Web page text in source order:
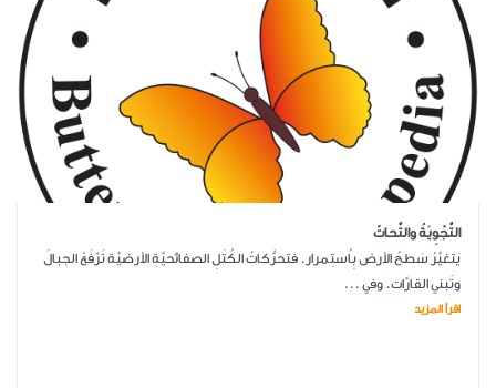
التَّجْوِيَةُ والتَّحاتّ
يَتغيَّرُ سَطحُ الأرض بِاُستِمرار. فتحرُّكاتُ الكُتَلِ الصفائحيَّةِ الأرضيَّة تَرْفَعُ الجبالَ
وتَبني القارَّات. وفي ...
اقرأ المزيد